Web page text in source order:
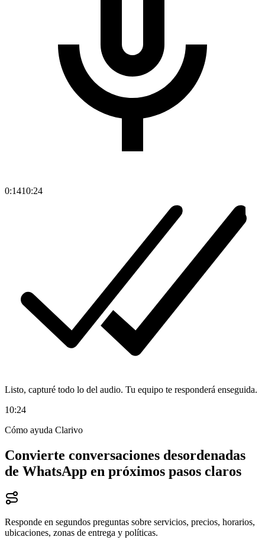
0:1410:24
Listo, capturé todo lo del audio. Tu equipo te responderá enseguida.
10:24
Cómo ayuda Clarivo
Convierte conversaciones desordenadas
de WhatsApp en próximos pasos claros
Responde en segundos preguntas sobre servicios, precios, horarios,
ubicaciones, zonas de entrega y políticas.